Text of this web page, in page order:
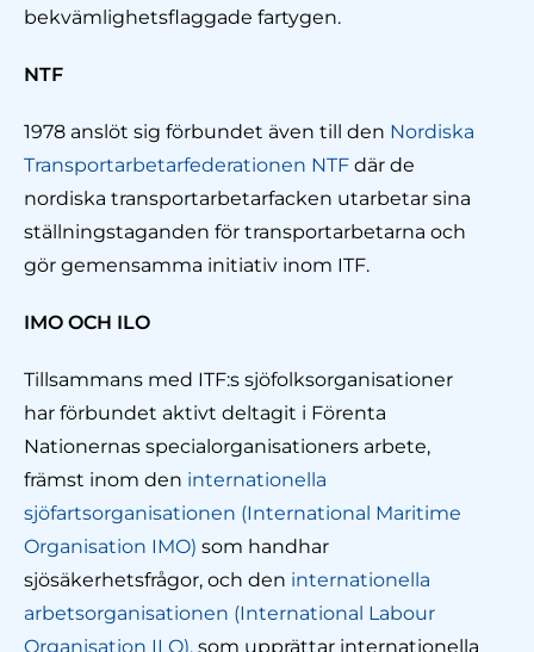
bekvämlighetsflaggade fartygen.
NTF
1978 anslöt sig förbundet även till den Nordiska
Transportarbetarfederationen NTF där de
nordiska transportarbetarfacken utarbetar sina
ställningstaganden för transportarbetarna och
gör gemensamma initiativ inom ITF.
IMO OCH ILO
Tillsammans med ITF:s sjöfolksorganisationer
har förbundet aktivt deltagit i Förenta
Nationernas specialorganisationers arbete,
främst inom den internationella
sjöfartsorganisationen (International Maritime
Organisation IMO) som handhar
sjösäkerhetsfrågor, och den internationella
arbetsorganisationen (International Labour
Organisation ILO), som upprättar internationella